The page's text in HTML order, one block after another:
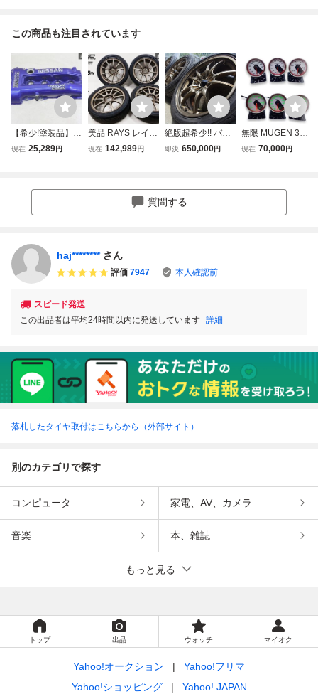
この商品も注目されています
【希少!塗装品】 N
ISSAN 日産 純正
現在 25,289円
美品 RAYS レイズ
VR ボルク CE28F
イール 4本 FD2 シ
ビックタイプR / D
現在 142,989円
絶版超希少!! バリ
溝!! AP1 AP2 S20
PCD114.3 ブロン
ズ 専用 ハブリン
即決 650,000円
無限 MUGEN 3連
アシストメーター
現在 70,000円
質問する
haj******** さん
評価 7947 本人確認前
スピード発送
この出品者は平均24時間以内に発送しています 詳細
落札したタイヤ取付はこちらから（外部サイト）
別のカテゴリで探す
コンピュータ 家電、AV、カメラ
音楽 本、雑誌
もっと見る
トップ 出品 ウォッチ マイオク
Yahoo!オークション
Yahoo!フリマ
Yahoo!ショッピング
Yahoo! JAPAN